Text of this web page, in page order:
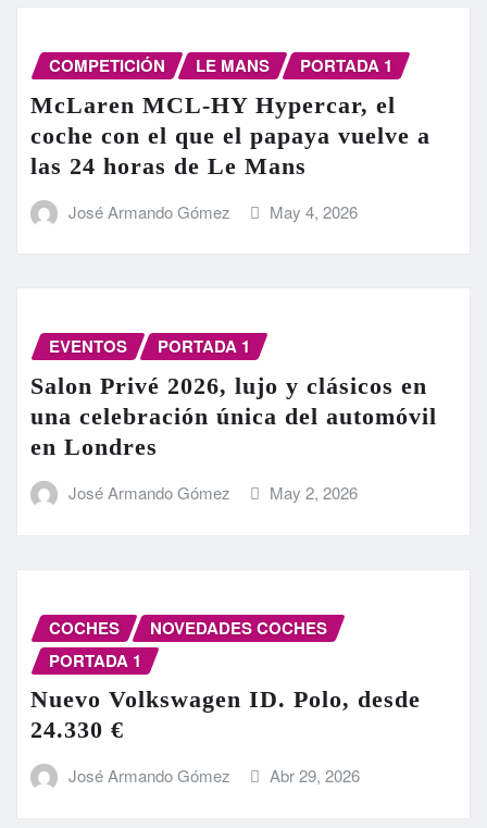
COMPETICIÓN LE MANS PORTADA 1
McLaren MCL-HY Hypercar, el
coche con el que el papaya vuelve a
las 24 horas de Le Mans
José Armando Gómez May 4, 2026
EVENTOS PORTADA 1
Salon Privé 2026, lujo y clásicos en
una celebración única del automóvil
en Londres
José Armando Gómez May 2, 2026
COCHES
NOVEDADES COCHES
PORTADA 1
Nuevo Volkswagen ID. Polo, desde
24.330 €
José Armando Gómez Abr 29, 2026